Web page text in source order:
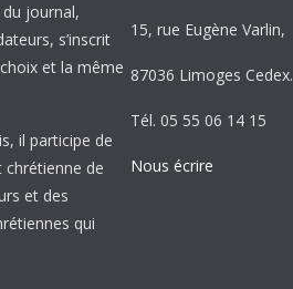
journal,
s’inscrit
et la même
il participe de
chrétienne de
et des
qui
15, rue Eugène Varlin,
87036 Limoges Cedex.
Tél. 05 55 06 14 15
Nous écrire